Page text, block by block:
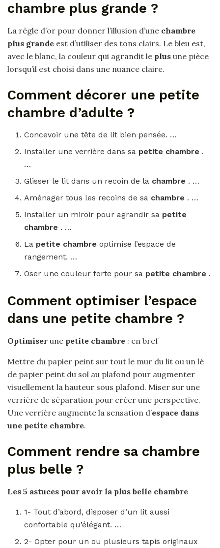
chambre plus grande ?
La règle d’or pour donner l’illusion d’une chambre
plus grande est d’utiliser des tons clairs. Le bleu est,
avec le blanc, la couleur qui agrandit le plus une pièce
lorsqu’il est choisi dans une nuance claire.
Comment décorer une petite
chambre d’adulte ?
Concevoir une tête de lit bien pensée. …
Installer une verrière dans sa petite chambre .
…
Glisser le lit dans un recoin de la chambre . …
Aménager tous les recoins de sa chambre . …
Installer un miroir pour agrandir sa petite
chambre . …
La petite chambreoptimise l’espace de
rangement. …
Oser une couleur forte pour sa petite chambre .
Comment optimiser l’espace
dans une petite chambre ?
Optimiser une petite chambre : en bref
Mettre du papier peint sur tout le mur du lit ou un lé
de papier peint du sol au plafond pour augmenter
visuellement la hauteur sous plafond. Miser sur une
verrière de séparation pour créer une perspective.
Une verrière augmente la sensation d’espace dans
une petite chambre.
Comment rendre sa chambre
plus belle ?
Les 5 astuces pour avoir la plus belle chambre
1- Tout d’abord, disposer d’un lit aussi
confortable qu’élégant. …
2- Opter pour un ou plusieurs tapis originaux